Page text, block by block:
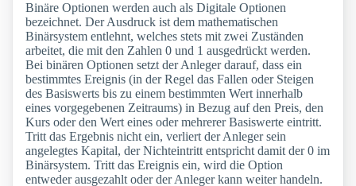
Binäre Optionen werden auch als Digitale Optionen
bezeichnet. Der Ausdruck ist dem mathematischen
Binärsystem entlehnt, welches stets mit zwei Zuständen
arbeitet, die mit den Zahlen 0 und 1 ausgedrückt werden.
Bei binären Optionen setzt der Anleger darauf, dass ein
bestimmtes Ereignis (in der Regel das Fallen oder Steigen
des Basiswerts bis zu einem bestimmten Wert innerhalb
eines vorgegebenen Zeitraums) in Bezug auf den Preis, den
Kurs oder den Wert eines oder mehrerer Basiswerte eintritt.
Tritt das Ergebnis nicht ein, verliert der Anleger sein
angelegtes Kapital, der Nichteintritt entspricht damit der 0 im
Binärsystem. Tritt das Ereignis ein, wird die Option
entweder ausgezahlt oder der Anleger kann weiter handeln.